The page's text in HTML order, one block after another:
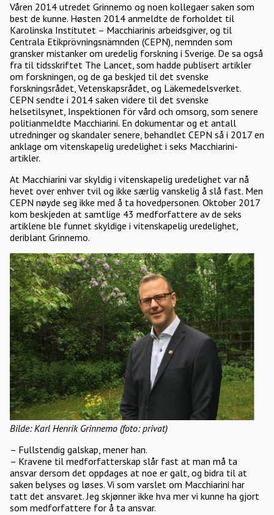
Våren 2014 utredet Grinnemo og noen kollegaer saken som
best de kunne. Høsten 2014 anmeldte de forholdet til
Karolinska Institutet – Macchiarinis arbeidsgiver, og til
Centrala Etikprövningsnämnden (CEPN), nemnden som
gransker mistanker om uredelig forskning i Sverige. De sa også
fra til tidsskriftet The Lancet, som hadde publisert artikler
om forskningen, og de ga beskjed til det svenske
forskningsrådet, Vetenskapsrådet, og Läkemedelsverket.
CEPN sendte i 2014 saken videre til det svenske
helsetilsynet, Inspektionen för vård och omsorg, som senere
politianmeldte Macchiarini. En dokumentar og et antall
utredninger og skandaler senere, behandlet CEPN så i 2017 en
anklage om vitenskapelig uredelighet i seks Macchiarini-
artikler.
At Macchiarini var skyldig i vitenskapelig uredelighet var nå
hevet over enhver tvil og ikke særlig vanskelig å slå fast. Men
CEPN nøyde seg ikke med å ta hovedpersonen. Oktober 2017
kom beskjeden at samtlige 43 medforfattere av de seks
artiklene ble funnet skyldige i vitenskapelig uredelighet,
deriblant Grinnemo.
Bilde: Karl Henrik Grinnemo (foto: privat)
– Fullstendig galskap, mener han.
– Kravene til medforfatterskap slår fast at man må ta
ansvar dersom det oppdages at noe er galt, og bidra til at
saken belyses og løses. Vi som varslet om Macchiarini har
tatt det ansvaret. Jeg skjønner ikke hva mer vi kunne ha gjort
som medforfattere for å ta ansvar.